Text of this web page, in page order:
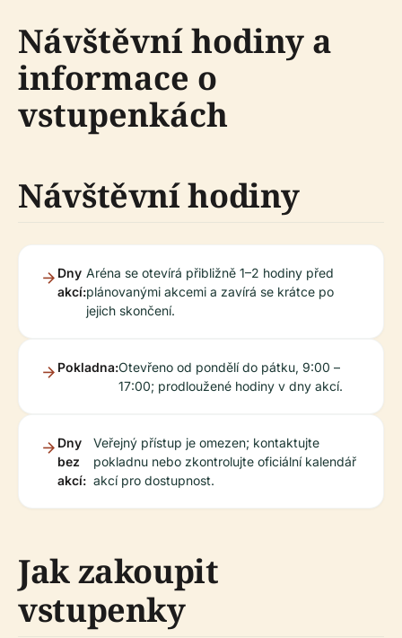
Návštěvní hodiny a
informace o
vstupenkách
Návštěvní hodiny
Dny
akcí:
Aréna se otevírá přibližně 1–2 hodiny před
plánovanými akcemi a zavírá se krátce po
jejich skončení.
Pokladna:Otevřeno od pondělí do pátku, 9:00 –
17:00; prodloužené hodiny v dny akcí.
Dny
bez
akcí:
Veřejný přístup je omezen; kontaktujte
pokladnu nebo zkontrolujte oficiální kalendář
akcí pro dostupnost.
Jak zakoupit
vstupenky